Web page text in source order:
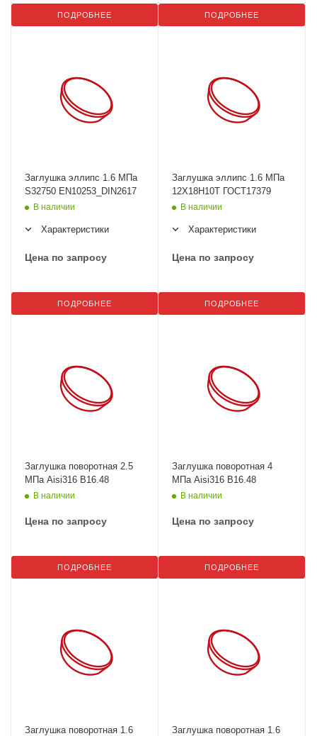
ПОДРОБНЕЕ ПОДРОБНЕЕ
Заглушка эллипс 1.6 МПа
S32750 EN10253_DIN2617
В наличии
Характеристики
Цена по запросу
ПОДРОБНЕЕ
Заглушка эллипс 1.6 МПа
12Х18Н10Т ГОСТ17379
В наличии
Характеристики
Цена по запросу
ПОДРОБНЕЕ
Заглушка поворотная 2.5
МПа Aisi316 B16.48
В наличии
Цена по запросу
ПОДРОБНЕЕ
Заглушка поворотная 4
МПа Aisi316 B16.48
В наличии
Цена по запросу
ПОДРОБНЕЕ
Заглушка поворотная 1.6
Заглушка поворотная 1.6